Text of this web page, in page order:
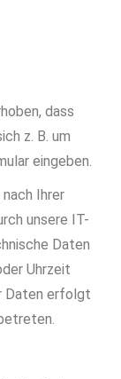
dass
z. B. um
eingeben.
Ihrer
unsere IT-
Daten
Uhrzeit
Daten erfolgt